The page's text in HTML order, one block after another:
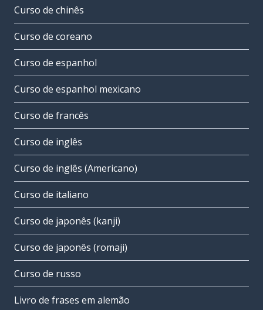
Curso de chinês
Curso de coreano
Curso de espanhol
Curso de espanhol mexicano
Curso de francês
Curso de inglês
Curso de inglês (Americano)
Curso de italiano
Curso de japonês (kanji)
Curso de japonês (romaji)
Curso de russo
Livro de frases em alemão